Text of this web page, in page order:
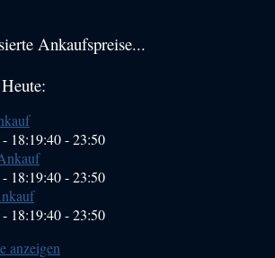
Ankaufspreise...
18:19:40-23:50
18:19:40-23:50
18:19:40-23:50
anzeigen